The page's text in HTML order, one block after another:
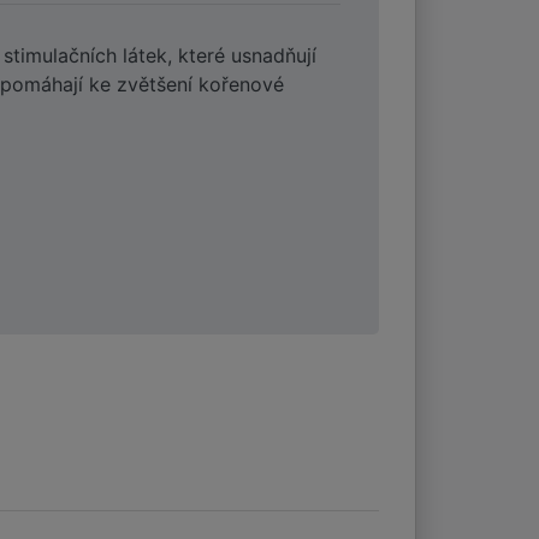
látek, které usnadňují
ke zvětšení kořenové